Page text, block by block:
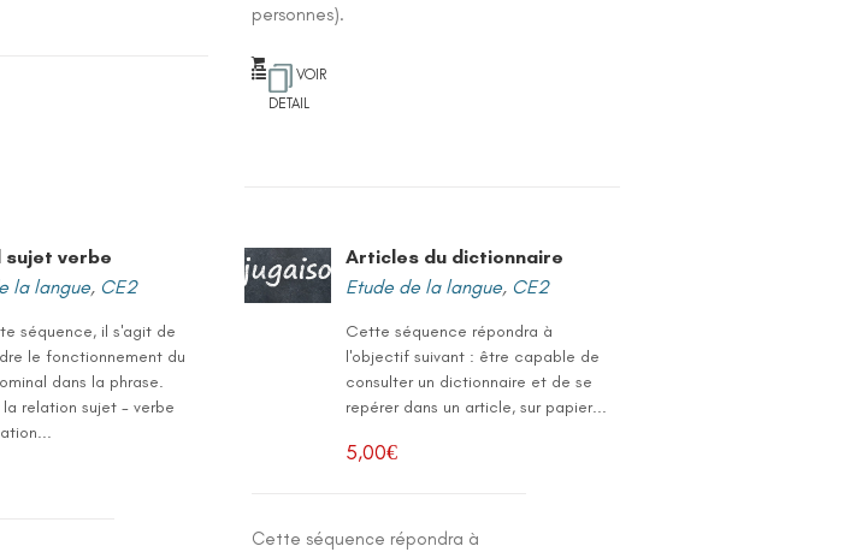
personnes).
VOIR
DETAIL
sujet verbe
la langue, CE2
séquence, il s'agit de
le fonctionnement du
dans la phrase.
relation sujet - verbe
Articles du dictionnaire
Etude de la langue, CE2
Cette séquence répondra à
l'objectif suivant : être capable de
consulter un dictionnaire et de se
repérer dans un article, sur papier...
5,00€
Cette séquence répondra à